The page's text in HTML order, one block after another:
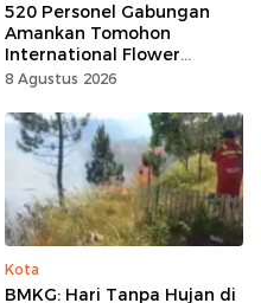
520 Personel Gabungan
Amankan Tomohon
International Flower
Festival
8 Agustus 2026
Kota
BMKG: Hari Tanpa Hujan di